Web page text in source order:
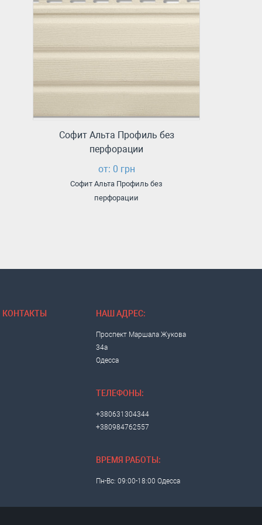
Софит Альта Профиль без
перфорации
от: 0 грн
Софит Альта Профиль без
перфорации
КОНТАКТЫ НАШ АДРЕС:
Проспект Маршала Жукова
34а
Одесса
ТЕЛЕФОНЫ:
+380631304344
+380984762557
ВРЕМЯ РАБОТЫ:
Пн-Вс: 09:00-18:00 Одесса